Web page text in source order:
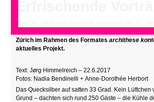
Zürich im Rahmen des Formatesarchithese
aktuelles Projekt.
Text: Jørg Himmelreich – 22.6.2017
Fotos: Nadia Bendinelli + Anne-Dorothée Herbort
Das Quecksilber auf satten 33 Grad. Kein Lüftchen
Grund – dachten sich rund 250 Gäste – die Kühle